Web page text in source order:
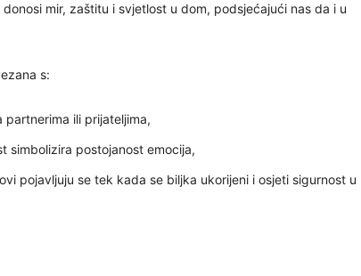
mir, zaštitu i svjetlost u dom, podsjećajući nas da i u
s:
partnerima ili prijateljima,
simbolizira postojanost emocija,
pojavljuju se tek kada se biljka ukorijeni i osjeti sigurnost u